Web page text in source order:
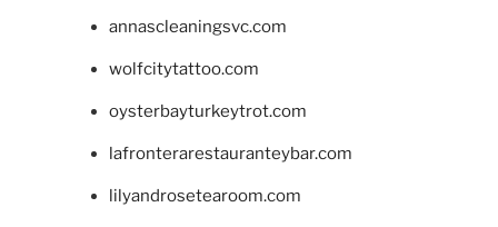
annascleaningsvc.com
wolfcitytattoo.com
oysterbayturkeytrot.com
lafronterarestauranteybar.com
lilyandrosetearoom.com